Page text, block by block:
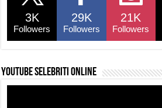
3K
Followers
29K
Followers
21K
Followers
YouTube selebriti online